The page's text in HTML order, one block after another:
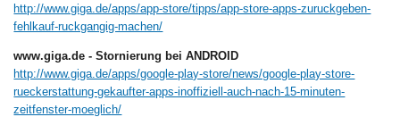
http://www.giga.de/apps/app-store/tipps/app-store-apps-zuruckgeben-
fehlkauf-ruckgangig-machen/
www.giga.de - Stornierung bei ANDROID
http://www.giga.de/apps/google-play-store/news/google-play-store-
rueckerstattung-gekaufter-apps-inoffiziell-auch-nach-15-minuten-
zeitfenster-moeglich/